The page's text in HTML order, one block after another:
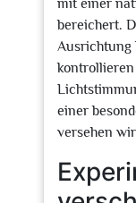
mit einer
bereichert.
Ausrichtung
kontrollieren
einer
versehen